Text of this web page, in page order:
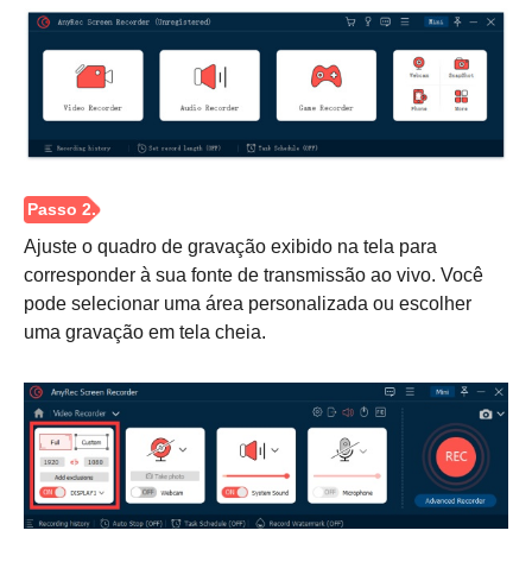
Ajuste o quadro de gravação exibido na tela para
corresponder à sua fonte de transmissão ao vivo. Você
pode selecionar uma área personalizada ou escolher
uma gravação em tela cheia.